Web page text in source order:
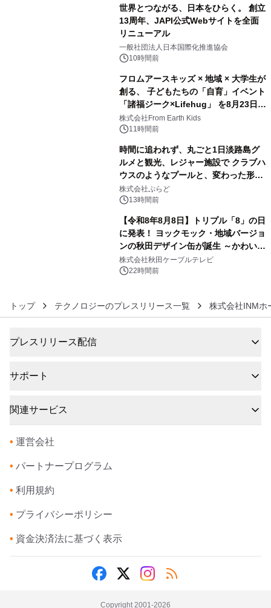
世界とつながる、日本をひらく。 創立
13周年、JAPI公式Webサイトを全面
リニューアル
一般社団法人日本国際化推進協会
10時間前
フロムアースキッズ × 地域 × 大学生が
創る、 子どもたちの「自育」イベント
「諸福ジーク×Lifehug」 を8月23日
(日)開催
株式会社From Earth Kids
11時間前
時間に追われず、丸ごと1日淡路島グ
ルメと観光、レジャー施設で クラブハ
ウスのようなプールと、変わった形の
サウナも 「THE BOXY AWAJI」のお
得な素泊まり連泊プランで
株式会社ぷらど
13時間前
【令和8年8月8日】トリプル「8」の日
に発表！ ヨックモック・地域バージョ
ンの秋田デザイン缶が誕生 ～かわいい
秋田犬の子犬と秋田の四季と名所を巡
るパッケージ～ 9月1日(火)秋田県内で
株式会社秋田ケーブルテレビ
22時間前
トップ テクノロジーのプレスリリース一覧 株式会社INM
プレスリリース配信
サポート
関連サービス
• 運営会社
• パートナープログラム
• 利用規約
• プライバシーポリシー
• 資金決済法に基づく表示
Copyright 2001-2026